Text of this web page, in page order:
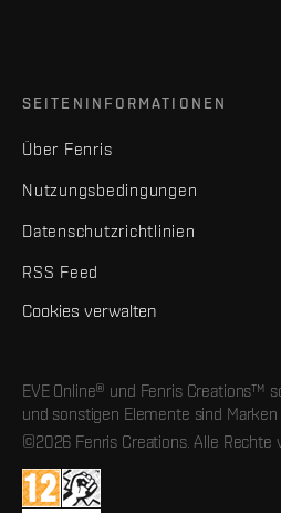
SEITENINFORMATIONEN
Über Fenris
Nutzungsbedingungen
Datenschutzrichtlinien
RSS Feed
Cookies verwalten
EVE Online® und Fenris Creations™
und sonstigen Elemente sind Marken
©2026 Fenris Creations. Alle Rechte